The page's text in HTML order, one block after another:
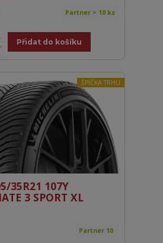
Partner > 10 ks
Přidat do košíku
ŠPIČKA TRHU
35R21 107Y
3 SPORT XL
Partner 10